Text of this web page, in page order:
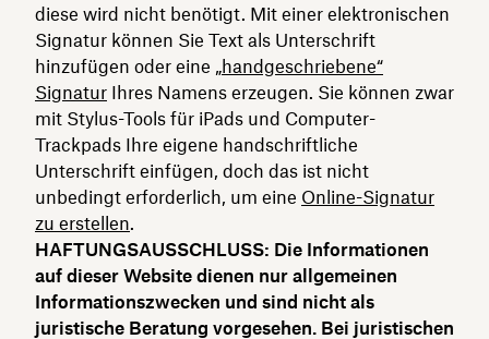
diese wird nicht benötigt. Mit einer elektronischen
Signatur können Sie Text als Unterschrift
hinzufügen oder eine „handgeschriebene“
Signatur Ihres Namens erzeugen. Sie können zwar
mit Stylus-Tools für iPads und Computer-
Trackpads Ihre eigene handschriftliche
Unterschrift einfügen, doch das ist nicht
unbedingt erforderlich, um eine Online-Signatur
zu erstellen.
HAFTUNGSAUSSCHLUSS: Die Informationen
auf dieser Website dienen nur allgemeinen
Informationszwecken und sind nicht als
juristische Beratung vorgesehen. Bei juristischen